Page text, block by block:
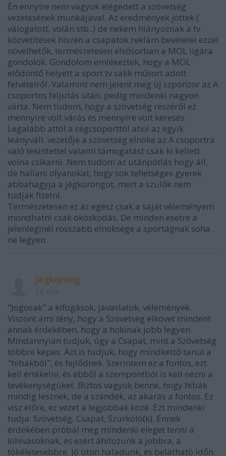
Én ennyire nem vagyok elégedett a szövetség
vezetésének munkájával. Az eredmények jöttek (
válogatott, volán stb..) de nekem hiányoznak a tv
közvetítések hiszen a csapatok reklám bevételei ezzel
növelhetők, természetesen elsősorban a MOL ligára
gondolok. Gondolom emlékeztek, hogy a MOL
elődöntő helyett a sport tv sakk műsort adott
felvételről. Valamint nem jelent meg új szponzor az A
csoportos feljutás után, pedig mindenki nagyon
várta. Nem tudom, hogy a szövetség részéről ez
mennyire volt várás és mennyire volt keresés.
Legalább attól a cégcsoporttól ahol az egyik
leányváll. vezetője a szövetség elnöke az A csoportra
való tekintettel valami támogatást csak ki kellett
volna csikarni. Nem tudom az utánpótlás hogy áll,
de hallani olyanokat, hogy sok tehetséges gyerek
abbahagyja a jégkorongot, mert a szülők nem
tudják fizetni.
Természetesen ez az egész csak a saját véleményem
mondhatni csak okoskodás. De minden esetre a
jelenleginél rosszabb elnöksége a sportágnak soha
ne legyen.
Jégkorong
"Jogosak" a kifogások, javaslatok, vélemények.
Viszont ami tény, hogy a Szövetség elkövet mindent
annak érdekében, hogy a hokinak jobb legyen.
Mindannyian tudjuk, úgy a Csapat, mint a Szövetség
többre képes. Azt is tudjuk, hogy mindkettő tanul a
"hibákból", és fejlődnek. Szerintem ez a fontos, ezt
kell értékelni, és ebből a szempontból is kell nézni a
tevékenységüket. Biztos vagyok benne, hogy hibák
mindig lesznek, de a szándék, az akarás a fontos. Ez
visz előre, ez vezet a legjobbak közé. Ezt mindenki
tudja: Szövetség, Csapat, Szurkoló(k). Ennek
érdekében próbál meg mindenki eleget tenni a
kihívásoknak, és ezért áhítozunk a jobbra, a
tökéletesebbre. Jó úton haladunk, és belátható időn